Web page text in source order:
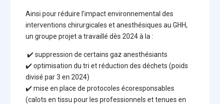
Ainsi pour réduire l’impact environnemental des
interventions chirurgicales et anesthésiques au GHH,
un groupe projet a travaillé dès 2024 à la :
✔️ suppression de certains gaz anesthésiants
✔️ optimisation du tri et réduction des déchets (poids
divisé par 3 en 2024)
✔️ mise en place de protocoles écoresponsables
(calots en tissu pour les professionnels et tenues en